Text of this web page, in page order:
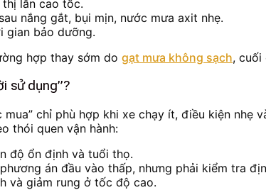
lẫn cao tốc.
nắng gắt, bụi mịn, nước mưa axit nhẹ.
gian bảo dưỡng.
hợp thay sớm do gạt mưa không sạch, cuối
sử dụng”?
mua” chỉ phù hợp khi xe chạy ít, điều kiện nhẹ
thói quen vận hành:
độ ổn định và tuổi thọ.
án đầu vào thấp, nhưng phải kiểm tra
và giảm rung ở tốc độ cao.